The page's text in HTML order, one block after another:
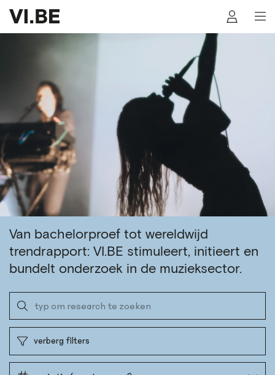
Van bachelorproef tot wereldwijd
trendrapport: VI.BE stimuleert, initieert en
bundelt onderzoek in de muzieksector.
verberg filters